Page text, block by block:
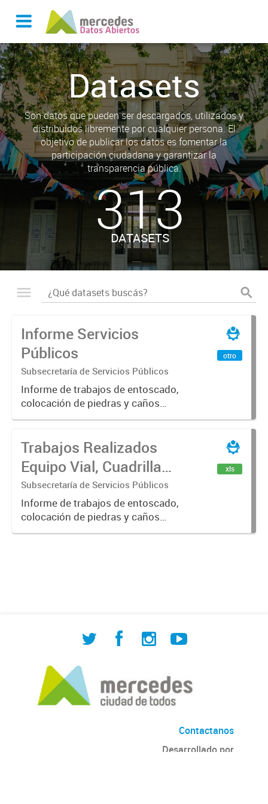
Datasets
Son datos que pueden ser descargados, utilizados y
distribuidos libremente por cualquier persona. El
objetivo de publicar los datos es fomentar la
participación ciudadana y garantizar la
transparencia pública.
313
DATASETS
Informe Servicios
Públicos
Subsecretaría de Servicios Públicos
Informe de trabajos de entoscado,
colocación de piedras y caños
(zanjeo - cruce de calles) Informe
construcción, colocación de tapa
registro, reparación...
otro
Trabajos Realizados
Equipo Vial, Cuadrilla
Bacheo, Servicio
Eléctrico - Noviembre
2021
Subsecretaría de Servicios Públicos
Informe de trabajos de entoscado,
colocación de piedras y caños
(zanjeo - cruce de calles) Informe
xls
Contactanos
Desarrollado por